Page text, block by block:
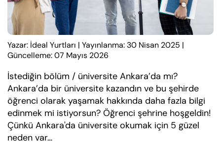
Yazar: İdeal Yurtları | Yayınlanma: 30 Nisan 2025 |
Güncelleme: 07 Mayıs 2026
İstediğin bölüm / üniversite Ankara’da mı?
Ankara’da bir üniversite kazandın ve bu şehirde
öğrenci olarak yaşamak hakkında daha fazla bilgi
edinmek mi istiyorsun? Öğrenci şehrine hoşgeldin!
Çünkü Ankara'da üniversite okumak için 5 güzel
neden var…